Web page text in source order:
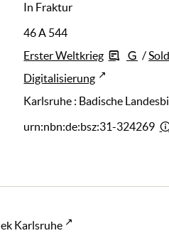
In Fraktur
46 A 544
Erster Weltkrieg /
Digitalisierung
Karlsruhe : Badische
urn:nbn:de:bsz:31-324269
Karlsruhe